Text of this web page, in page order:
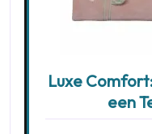
Luxe
een